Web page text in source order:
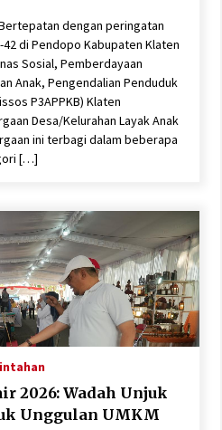
dengan peringatan
42 di Pendopo Kabupaten Klaten
Sosial, Pemberdayaan
Anak, Pengendalian Penduduk
P3APPKB) Klaten
Desa/Kelurahan Layak Anak
ini terbagi dalam beberapa
[…]
2026: Wadah Unjuk
Unggulan UMKM